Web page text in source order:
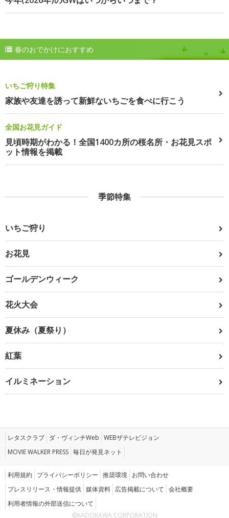
春のおでかけにおすすめ
いちご狩り特集
家族や友達を誘って新鮮ないちごを食べに行こう
全国お花見ガイド
見頃時期がわかる！全国1400カ所の桜名所・お花見スポ
ット情報を掲載
季節特集
いちご狩り
お花見
ゴールデンウィーク
花火大会
夏休み（夏祭り）
紅葉
イルミネーション
レタスクラブ ダ・ヴィンチWeb WEBザテレビジョン
MOVIE WALKER PRESS 毎日が発見ネット
利用規約 プライバシーポリシー 推奨環境 お問い合わせ
プレスリリース・情報提供 媒体資料 広告掲載について 会社概要
利用者情報の外部送信について
©KADOKAWA CORPORATION